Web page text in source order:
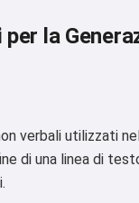
la
verbali utilizzati
di una linea di